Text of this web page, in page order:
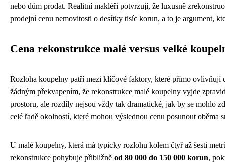
nebo dům prodat. Realitní makléři potvrzují, že luxusně
prodejní cenu nemovitosti o desítky tisíc korun, a to je argument,
Cena rekonstrukce malé versus velké
Rozloha koupelny patří mezi klíčové faktory, které přímo ovlivňují
žádným překvapením, že rekonstrukce malé koupelny vyjde
prostoru, ale rozdíly nejsou vždy tak dramatické, jak by se mohlo
celé řadě okolností, které mohou výslednou cenu posunout oběma
U malé koupelny, která má typicky rozlohu kolem čtyř až šesti
rekonstrukce pohybuje přibližně od 80 000 do 150 000 korun,